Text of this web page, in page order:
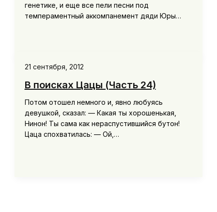
генетике, и еще все пели песни под
темпераментный аккомпанемент дяди Юры…
21 сентября, 2012
В поисках Цацы (Часть 24)
Потом отошел немного и, явно любуясь
девушкой, сказал: — Какая ты хорошенькая,
Нинон! Ты сама как нераспустившийся бутон!
Цаца спохватилась: — Ой,…